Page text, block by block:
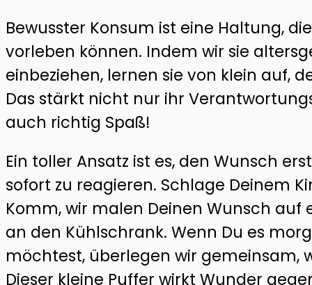
Bewusster Konsum ist eine Haltung,
vorleben können. Indem wir sie
einbeziehen, lernen sie von klein auf,
Das stärkt nicht nur ihr
auch richtig Spaß!
Ein toller Ansatz ist es, den Wunsch
sofort zu reagieren. Schlage Deinem
Komm, wir malen Deinen Wunsch auf
an den Kühlschrank. Wenn Du es
möchtest, überlegen wir gemeinsam,
Dieser kleine Puffer wirkt Wunder